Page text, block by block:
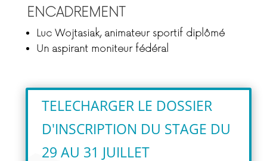
ENCADREMENT
Luc Wojtasiak, animateur sportif diplômé
Un aspirant moniteur fédéral
TELECHARGER LE DOSSIER
D'INSCRIPTION DU STAGE DU
29 AU 31 JUILLET